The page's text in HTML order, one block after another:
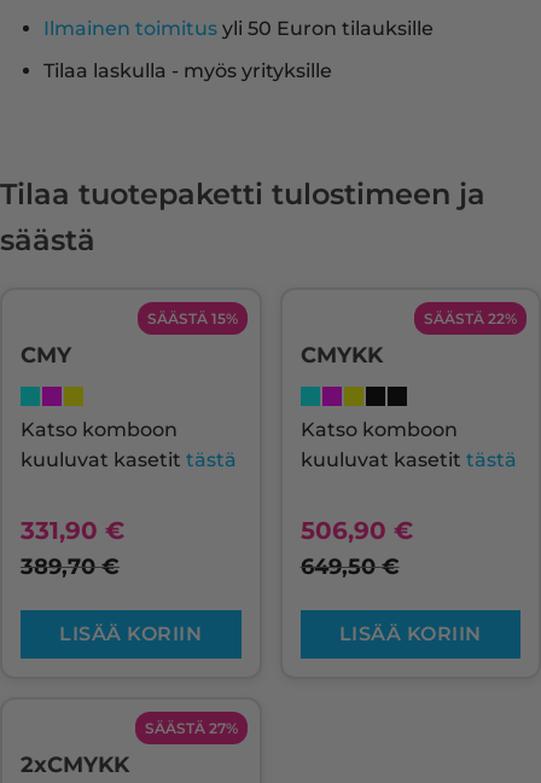
Ilmainen toimitusyli 50 Euron tilauksille
Tilaa laskulla - myös yrityksille
Tilaa tuotepaketti tulostimeen ja
säästä
SÄÄSTÄ 15%
CMY
Katso komboon
kuuluvat kasetit tästä
331,90 €
389,70€
LISÄÄ KORIIN
SÄÄSTÄ 22%
CMYKK
Katso komboon
kuuluvat kasetit tästä
506,90 €
649,50€
LISÄÄ KORIIN
SÄÄSTÄ 27%
2xCMYKK